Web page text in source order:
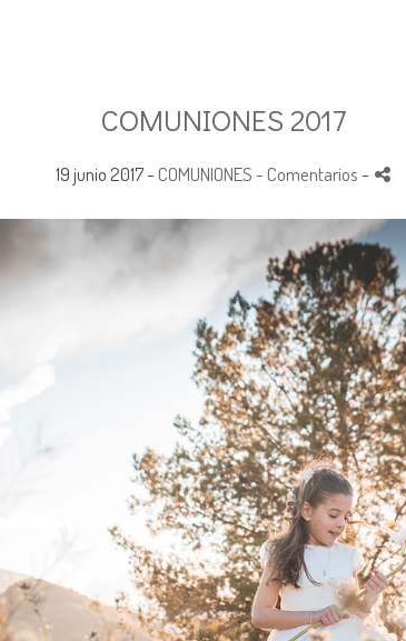
COMUNIONES 2017
19 junio 2017 - COMUNIONES - Comentarios-